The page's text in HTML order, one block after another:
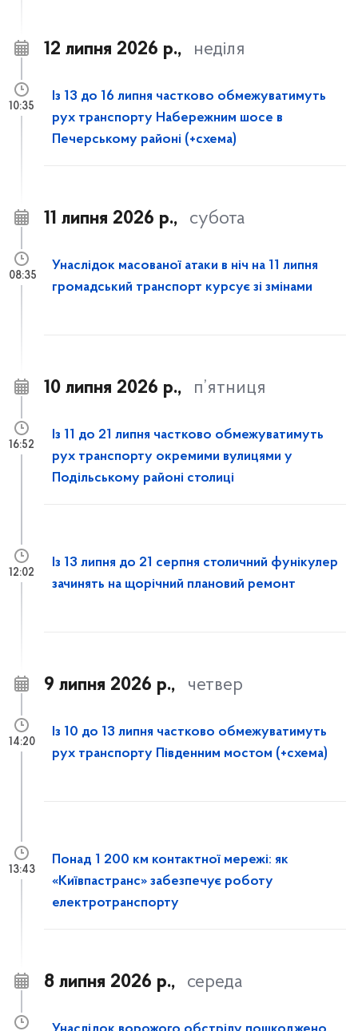
12 липня 2026 р., неділя
Із 13 до 16 липня частково обмежуватимуть
рух транспорту Набережним шосе в
Печерському районі (+схема)
10:35
11 липня 2026 р., субота
Унаслідок масованої атаки в ніч на 11 липня
громадський транспорт курсує зі змінами
08:35
10 липня 2026 р., п’ятниця
Із 11 до 21 липня частково обмежуватимуть
рух транспорту окремими вулицями у
Подільському районі столиці
16:52
Із 13 липня до 21 серпня столичний фунікулер
зачинять на щорічний плановий ремонт
12:02
9 липня 2026 р., четвер
Із 10 до 13 липня частково обмежуватимуть
рух транспорту Південним мостом (+схема)
14:20
Понад 1 200 км контактної мережі: як
«Київпастранс» забезпечує роботу
електротранспорту
13:43
8 липня 2026 р., середа